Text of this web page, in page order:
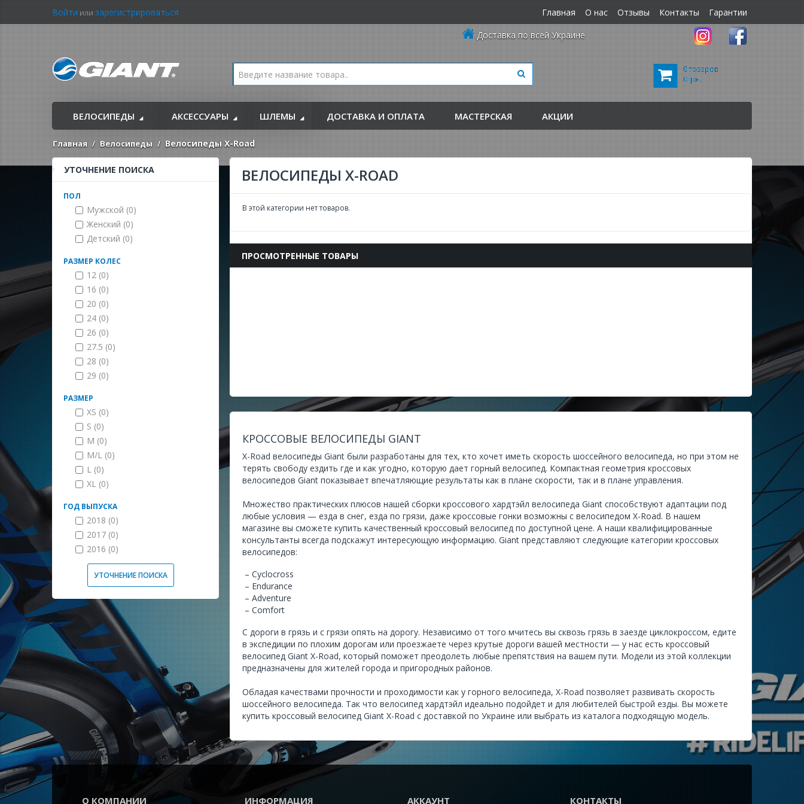
Войтиилизарегистрироваться Главная О нас Отзывы Контакты
Гарантии
Доставка по всей Украине
0 товаров
0грн.
ВЕЛОСИПЕДЫ АКСЕССУАРЫ ШЛЕМЫ ДОСТАВКА И ОПЛАТА МАСТЕРСКАЯ АКЦИИ
Главная Велосипеды Велосипеды X-Road
УТОЧНЕНИЕ ПОИСКА
ПОЛ
Мужской (0)
Женский (0)
Детский (0)
РАЗМЕР КОЛЕС
12 (0)
16 (0)
20 (0)
24 (0)
26 (0)
27.5 (0)
28 (0)
29 (0)
РАЗМЕР
XS (0)
S (0)
M (0)
M/L (0)
L (0)
XL (0)
ГОД ВЫПУСКА
2018 (0)
2017 (0)
2016 (0)
УТОЧНЕНИЕ ПОИСКА
ВЕЛОСИПЕДЫ X-ROAD
В этой категории нет товаров.
ПРОСМОТРЕННЫЕ ТОВАРЫ
КРОССОВЫЕ ВЕЛОСИПЕДЫ GIANT
X-Road велосипеды Giant были разработаны для тех, кто хочет иметь скорость шоссейного велосипеда, но при этом не
терять свободу ездить где и как угодно, которую дает горный велосипед. Компактная геометрия кроссовых
велосипедов Giant показывает впечатляющие результаты как в плане скорости, так и в плане управления.
Множество практических плюсов нашей сборки кроссового хардтэйл велосипеда Giant способствуют адаптации под
любые условия — езда в снег, езда по грязи, даже кроссовые гонки возможны с велосипедом X-Road. В нашем
магазине вы сможете купить качественный кроссовый велосипед по доступной цене. А наши квалифицированные
консультанты всегда подскажут интересующую информацию. Giant представляют следующие категории кроссовых
велосипедов:
– Cyclocross
– Endurance
– Adventure
– Comfort
С дороги в грязь и с грязи опять на дорогу. Независимо от того мчитесь вы сквозь грязь в заезде циклокроссом, едите
в экспедиции по плохим дорогам или проезжаете через крутые дороги вашей местности — у нас есть кроссовый
велосипед Giant X-Road, который поможет преодолеть любые препятствия на вашем пути. Модели из этой коллекции
предназначены для жителей города и пригородных районов.
Обладая качествами прочности и проходимости как у горного велосипеда, X-Road позволяет развивать скорость
шоссейного велосипеда. Так что велосипед хардтэйл идеально подойдет и для любителей быстрой езды. Вы можете
купить кроссовый велосипед Giant X-Road с доставкой по Украине или выбрать из каталога подходящую модель.
О КОМПАНИИ ИНФОРМАЦИЯ АККАУНТ КОНТАКТЫ